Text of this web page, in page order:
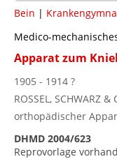
Bein |
Medico-
Apparat zum
1905 - 1914 ?
ROSSEL, SCHWARZ
orthopädischer
DHMD 2004/623
Reprovorlage